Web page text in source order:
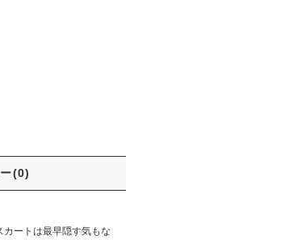
(0)
ートは最早隠す気もな